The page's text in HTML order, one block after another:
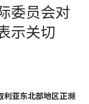
委员会对
示关切
亚东北部地区正濒